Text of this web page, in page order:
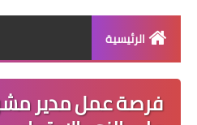
الرئيسية
فرصة عمل مدير